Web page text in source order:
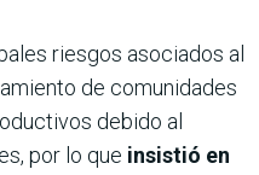
riesgos asociados al
de comunidades
debido al
por lo que insistió en